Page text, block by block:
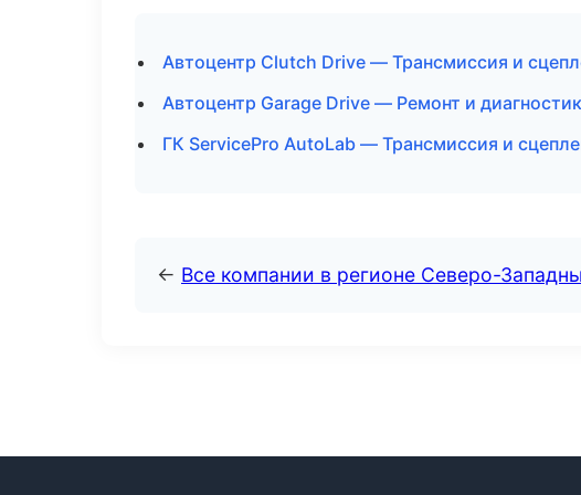
Автоцентр Clutch Drive — Трансмиссия и
Автоцентр Garage Drive — Ремонт и
ГК ServicePro AutoLab — Трансмиссия и
← Все компании в регионе Северо-